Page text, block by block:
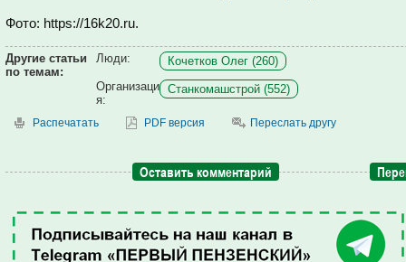
Фото: https://16k20.ru.
Другие статьи
по темам:
Люди:
Кочетков Олег (260)
Организаци
я:
Станкомашстрой (552)
Распечатать PDF версия Переслать другу
Оставить комментарий